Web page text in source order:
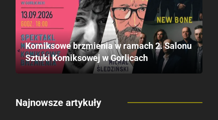
Komiksowe brzmienia w ramach 2. Salonu
Sztuki Komiksowej w Gorlicach
Najnowsze artykuły